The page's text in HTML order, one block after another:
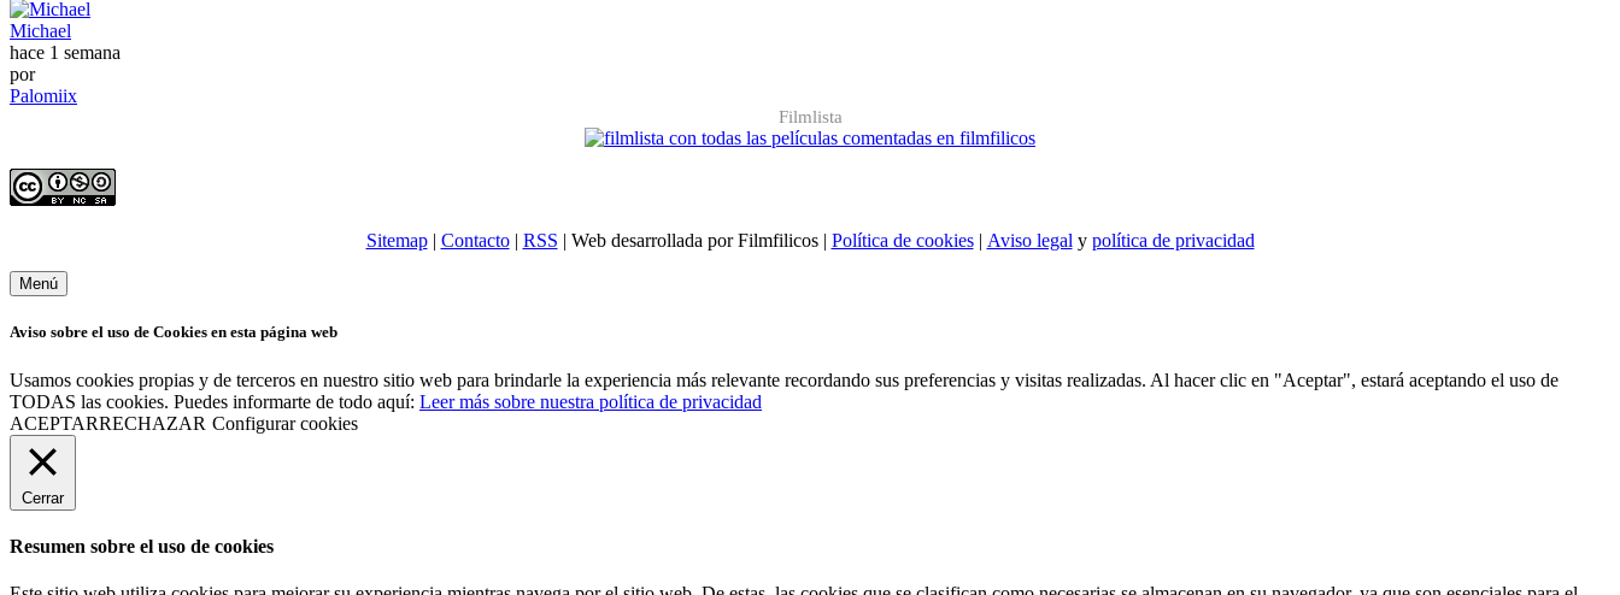
Michael
hace 1 semana
por
Palomiix
Filmlista
Sitemap| Contacto| RSS | Web desarrollada por Filmfilicos | Política de cookies| Aviso legal y política de privacidad
Menú
Aviso sobre el uso de Cookies en esta página web
Usamos cookies propias y de terceros en nuestro sitio web para brindarle la experiencia más relevante recordando sus preferencias y visitas realizadas. Al hacer clic en "Aceptar", estará aceptando el uso de
TODAS las cookies. Puedes informarte de todo aquí: Leer más sobre nuestra política de privacidad
ACEPTARRECHAZAR Configurar cookies
Cerrar
Resumen sobre el uso de cookies